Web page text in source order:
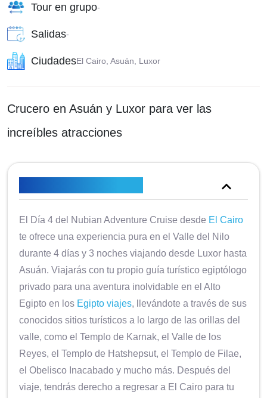
Tour en grupo-
Salidas-
CiudadesEl Cairo, Asuán, Luxor
Crucero en Asuán y Luxor para ver las
increíbles atracciones
El Día 4 del Nubian Adventure Cruise desde El Cairo
te ofrece una experiencia pura en el Valle del Nilo
durante 4 días y 3 noches viajando desde Luxor hasta
Asuán. Viajarás con tu propio guía turístico egiptólogo
privado para una aventura inolvidable en el Alto
Egipto en los Egipto viajes, llevándote a través de sus
conocidos sitios turísticos a lo largo de las orillas del
valle, como el Templo de Karnak, el Valle de los
Reyes, el Templo de Hatshepsut, el Templo de Filae,
el Obelisco Inacabado y mucho más. Después del
viaje, tendrás derecho a regresar a El Cairo para tu